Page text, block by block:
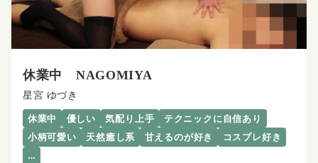
休業中 NAGOMIYA
星宮 ゆづき
休業中 優しい 気配り上手
テクニックに自信あり
小柄可愛い
天然癒し系 甘えるのが好き
コスプレ好き
…